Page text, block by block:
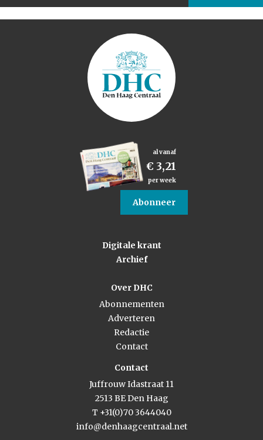
al vanaf
€ 3,21
per week
Abonneer
Digitale krant
Archief
Over DHC
Abonnementen
Adverteren
Redactie
Contact
Contact
Juffrouw Idastraat 11
2513 BE Den Haag
T +31(0)70 3644040
info@denhaagcentraal.net